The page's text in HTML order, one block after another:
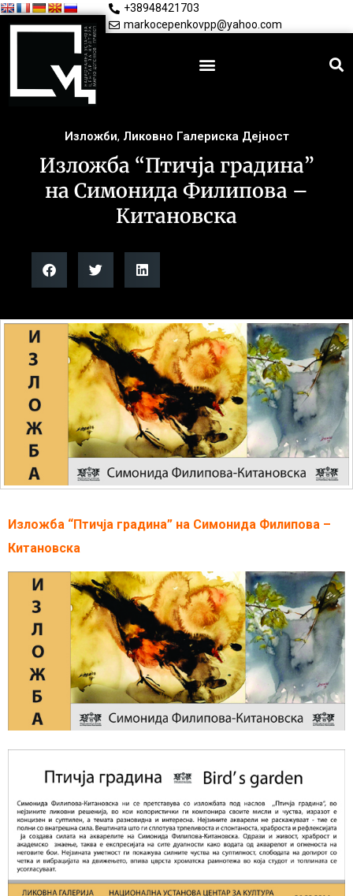
+38948421703
markocepenkovpp@yahoo.com
Изложби, Ликовно Галериска Дејност
Изложба “Птичја градина”
на Симонида Филипова –
Китановска
Изложба “Птичја градина” на Симонида Филипова –
Китановска